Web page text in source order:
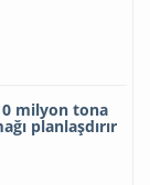
milyon tona
planlaşdırır